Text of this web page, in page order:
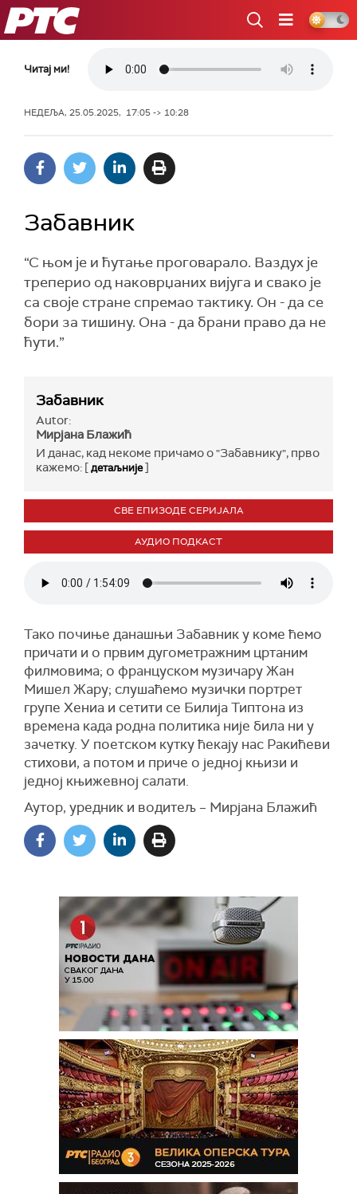
РТС
Читај ми!
НЕДЕЉА, 25.05.2025, 17:05 -> 10:28
Забавник
“С њом је и ћутање проговарало. Ваздух је
треперио од наковрџаних вијуга и свако је
са своје стране спремао тактику. Он - да се
бори за тишину. Она - да брани право да не
ћути.”
Забавник
Autor:
Мирјана Блажић
И данас, кад некоме причамо о "Забавнику", прво
кажемо: [детаљније]
СВЕ ЕПИЗОДЕ СЕРИЈАЛА
АУДИО ПОДКАСТ
Тако почиње данашњи Забавник у коме ћемо
причати и о првим дугометражним цртаним
филмовима; о француском музичару Жан
Мишел Жару; слушаћемо музички портрет
групе Xениа и сетити се Билија Типтона из
времена када родна политика није била ни у
зачетку. У поетском кутку ћекају нас Ракићеви
стихови, а потом и приче о једној књизи и
једној књижевној салати.
Аутор, уредник и водитељ – Мирјана Блажић